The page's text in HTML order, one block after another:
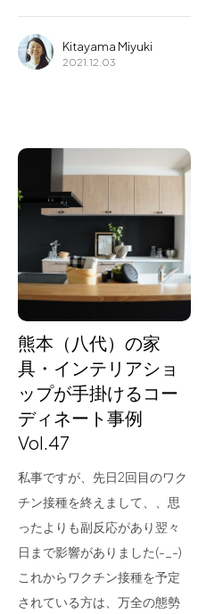
Kitayama Miyuki
2021.12.03
熊本（八代）の家
具・インテリアショ
ップが手掛けるコー
ディネート事例
Vol.47
私事ですが、先日2回目のワク
チン接種を終えまして、、思
ったよりも副反応があり翌々
日まで影響がありました(-_-)
これからワクチン接種を予定
されている方は、万全の態勢